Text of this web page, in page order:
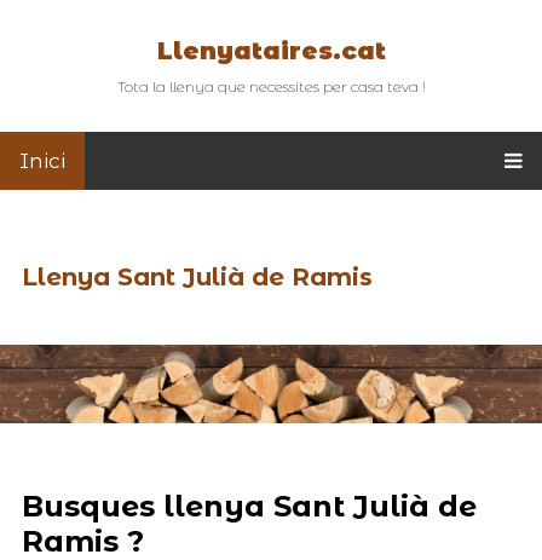
Llenyataires.cat
Tota la llenya que necessites per casa teva !
Inici
Llenya Sant Julià de Ramis
Busques llenya Sant Julià de
Ramis ?